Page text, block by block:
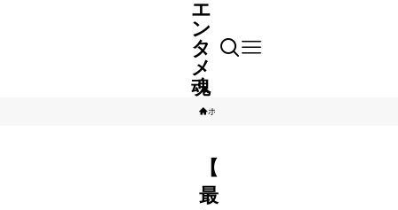
エ
ン
タ
メ
魂
ホーム
【
最